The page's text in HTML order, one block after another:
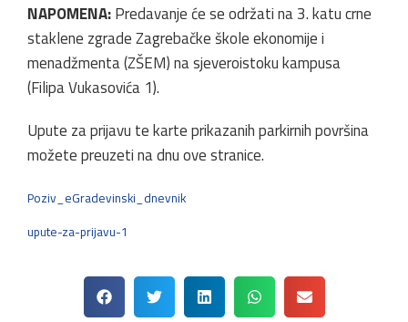
NAPOMENA:Predavanje će se održati na 3. katu crne
staklene zgrade Zagrebačke škole ekonomije i
menadžmenta (ZŠEM) na sjeveroistoku kampusa
(Filipa Vukasovića 1).
Upute za prijavu te karte prikazanih parkirnih površina
možete preuzeti na dnu ove stranice.
Poziv_eGradevinski_dnevnik
upute-za-prijavu-1